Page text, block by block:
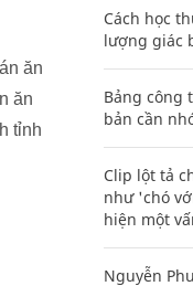
ăn
ăn
tỉnh
Cách học
lượng giác
Bảng công
bản cần
Clip lột tả
như 'chó
hiện một
Nguyễn